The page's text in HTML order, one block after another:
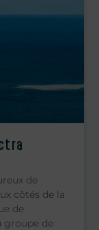
de
côtés de la
de
groupe de